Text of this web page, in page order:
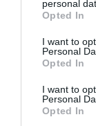
grant or deny
use your data
consent section.
personal
Opted In
I want to
Personal
Opted In
I want to
Personal
Opted In